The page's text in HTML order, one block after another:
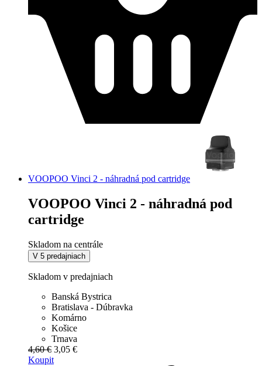
VOOPOO Vinci 2 - náhradná pod cartridge
VOOPOO Vinci 2 - náhradná pod
cartridge
Skladom na centrále
V 5 predajniach
Skladom v predajniach
Banská Bystrica
Bratislava - Dúbravka
Komárno
Košice
Trnava
4,60 € 3,05 €
Koupit